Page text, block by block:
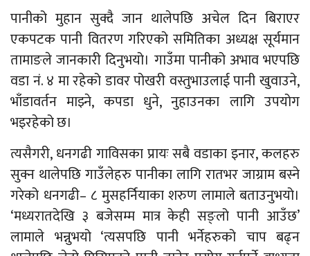
पानीको मुहान सुक्दै जान थालेपछि अचेल दिन बिराएर
एकपटक पानी वितरण गरिएको समितिका अध्यक्ष सूर्यमान
तामाङले जानकारी दिनुभयो। गाउँमा पानीको अभाव भएपछि
वडा नं. ४ मा रहेको डावर पोखरी वस्तुभाउलाई पानी खुवाउने,
भाँडावर्तन माझ्ने, कपडा धुने, नुहाउनका लागि उपयोग
भइरहेको छ।
त्यसैगरी, धनगढी गाविसका प्रायः सबै वडाका इनार, कलहरु
सुक्न थालेपछि गाउँलेहरु पानीका लागि रातभर जाग्राम बस्ने
गरेको धनगढी– ८ मुसहर्नियाका शरुण लामाले बताउनुभयो।
‘मध्यरातदेखि ३ बजेसम्म मात्र केही सङ्लो पानी आउँछ’
लामाले भन्नुभयो ‘त्यसपछि पानी भर्नेहरुको चाप बढ्न